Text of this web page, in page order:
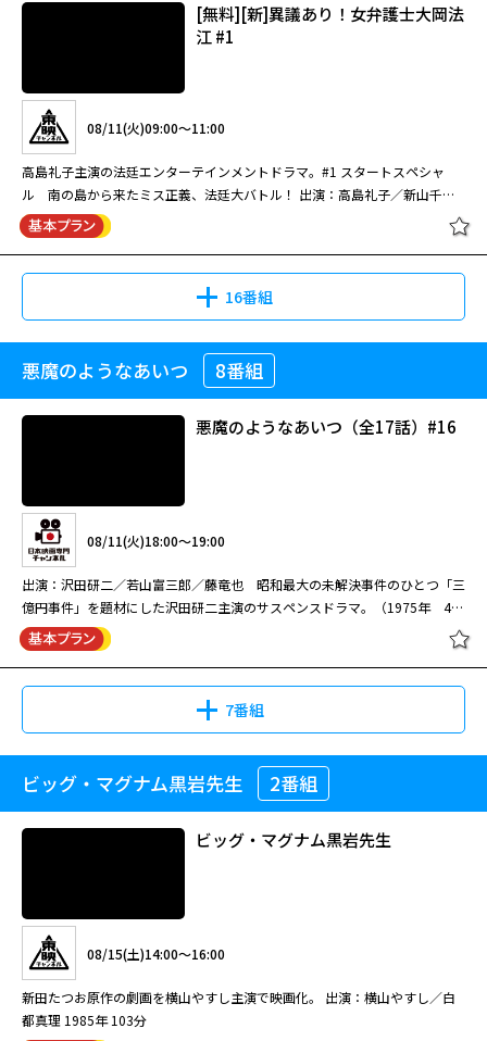
08/12(水)07:00～08:40
渡瀬恒彦主演「十津川警部」シリーズ第26弾。殺人容疑をかけられた亀井
十津川警部シリーズ「陸中海岸殺意
の旅」[字]
渡瀬恒彦主演「十津川警部」シリーズ第28弾。雪舟の贋作が殺人事件を呼
ぶ…。青山の古美術商殺人事件が、20年前に起こった盗難事件へと繋がっ
ていく。
十津川警部シリーズ「松山・道後十
08/14(金)07:00～08:40
渡瀬恒彦主演「十津川警部」シリーズ第29弾。事故死として扱われた二つ
の事件は、殺人事件だったのか？ 俳句に込められた殺人予告に十津川警部
が挑む。
08/17(月)07:00～08:40
たたき上げ刑事・近松丙吉が事件の真相解明に挑む人気シリーズ。出演：伊
東四朗 市毛良枝 角野卓造 今村恵子(08年・120分)
多摩南署 たたき上げ刑事・近松丙吉
9
08/17(月)12:30～14:30
多摩南署管内で、フリーカメラマン・久木眉美とフィットネスクラブのイン
た亀山利一が捜査線上に浮上。亀山は取り調べで、犯行を認める供述を始め
08/18(火)12:30～14:30
美術評論家が殺害され、その妻が自殺した。果たして、妻が夫を殺したの
マンションの一室で、美術評論家の槙野が刺殺体で発見された。さらに、同
じマンションの屋上から、槙野の妻・さおりの遺体も発見される。警視庁捜
屋上で自殺したものと考え、裏付け捜査を命じる。しかし、多摩南署のたた
き上げ刑事・近松丙吉は、さおりの手に血痕が付着していないことに違和感
を覚え…。
多摩南署 たたき上げ刑事・近松丙吉
11
神社の境内で、女の扼殺体が見つかる。警察では強盗殺人とみて捜査を開始
するが、近松刑事は疑問を抱き…。近松のたたき上げで得た経験が、事件の
核心に迫る！ ある雨の夜、神社の境内で近所に住む滝本あやめ（石原あつ
美）が絞め殺された。その後、強盗殺人として捜査を進めることが決まる
が、多摩南署の刑事・近松丙吉（伊東四朗）は被害者の衣類と残された靴跡
[無料][新]異議あり！女弁護士大岡法
江 #1
08/11(火)09:00～11:00
高島礼子主演の法廷エンターテインメントドラマ。#1 スタートスペシャ
ル 南の島から来たミス正義、法廷大バトル！ 出演：高島礼子／新山千
春 2004年 全9話
16番組
[無料][新]異議あり！女弁護士大岡法
江 #1
高島礼子主演の法廷エンターテインメントドラマ。#1 スタートスペシャ
ル 南の島から来たミス正義、法廷大バトル！ 出演：高島礼子／新山千
春 2004年 全9話
08/11(火)15:00～16:00
高島礼子主演の法廷エンターテインメントドラマ。 #2 チカン疑惑逆転法
08/11(火)16:00～17:00
悪魔のようなあいつ 8番組
悪魔のようなあいつ（全17話）#16
08/11(火)18:00～19:00
出演：沢田研二／若山富三郎／藤竜也 昭和最大の未解決事件のひとつ「三
億円事件」を題材にした沢田研二主演のサスペンスドラマ。（1975年 48
分）
7番組
悪魔のようなあいつ（全17話）#16
出演：沢田研二／若山富三郎／藤竜也 昭和最大の未解決事件のひとつ「三
億円事件」を題材にした沢田研二主演のサスペンスドラマ。（1975年 48
分）
ビッグ・マグナム黒岩先生 2番組
ビッグ・マグナム黒岩先生
08/15(土)14:00～16:00
新田たつお原作の劇画を横山やすし主演で映画化。 出演：横山やすし／白
都真理 1985年 103分